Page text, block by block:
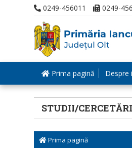
0249-456011 0249-
Prima pagină Despre
STUDII/
Prima pagină